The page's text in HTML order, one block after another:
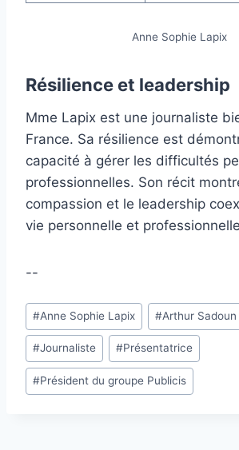
Anne Sophie Lapix
Résilience et leadership
Mme Lapix est une journaliste
France. Sa résilience est
capacité à gérer les difficultés
professionnelles. Son récit
compassion et le leadership
vie personnelle et
--
Étiquettes
de
la
publication :
#Anne Sophie Lapix #Arthur Sadoun
#Journaliste #Présentatrice
#Président du groupe Publicis